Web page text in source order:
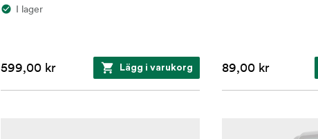
I lager
599,00 kr Lägg i varukorg 89,00 kr